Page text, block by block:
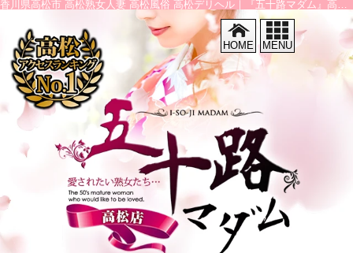
香川県高松市 高松熟女人妻 高松風俗 高松デリヘル｜『五十路マダム』高松店
MENU
HOME